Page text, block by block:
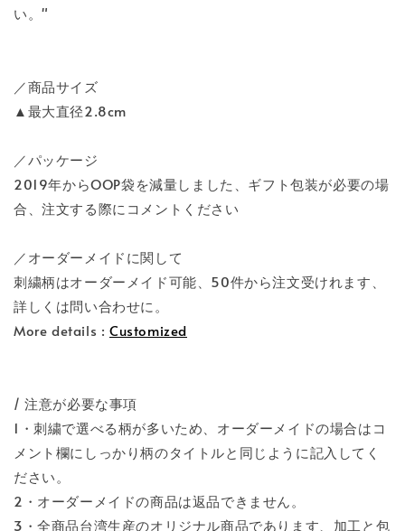
い。"
／商品サイズ
▲最大直径2.8cm
／パッケージ
2019年からOOP袋を減量しました、ギフト包装が必要の場
合、注文する際にコメントください
／オーダーメイドに関して
刺繍柄はオーダーメイド可能、50件から注文受けれます、
詳しくは問い合わせに。
More details : Customized
/ 注意が必要な事項
1・刺繍で選べる柄が多いため、オーダーメイドの場合はコ
メント欄にしっかり柄のタイトルと同じように記入してく
ださい。
2・オーダーメイドの商品は返品できません。
3・全商品台湾生産のオリジナル商品であります、加工と包